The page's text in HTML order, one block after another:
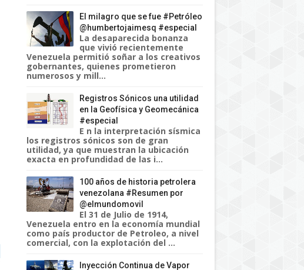
El milagro que se fue #Petróleo
@humbertojaimesq #especial
La desaparecida bonanza
que vivió recientemente
Venezuela permitió soñar a los creativos
gobernantes, quienes prometieron
numerosos y mill...
Registros Sónicos una utilidad
en la Geofísica y Geomecánica
#especial
E n la interpretación sísmica
los registros sónicos son de gran
utilidad, ya que muestran la ubicación
exacta en profundidad de las i...
100 años de historia petrolera
venezolana #Resumen por
@elmundomovil
El 31 de Julio de 1914,
Venezuela entro en la economía mundial
como país productor de Petroleo, a nivel
comercial, con la explotación del ...
Inyección Continua de Vapor